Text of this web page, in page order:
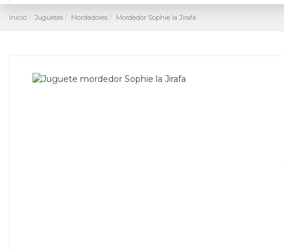
Inicio Juguetes Mordedores Mordedor Sophie la Jirafa